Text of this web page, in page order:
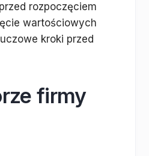
rozpoczęciem
wartościowych
kroki przed
firmy